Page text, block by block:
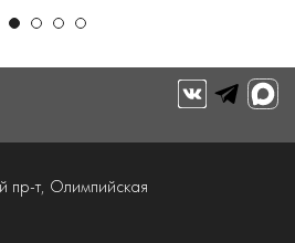
пр-т, Олимпийская